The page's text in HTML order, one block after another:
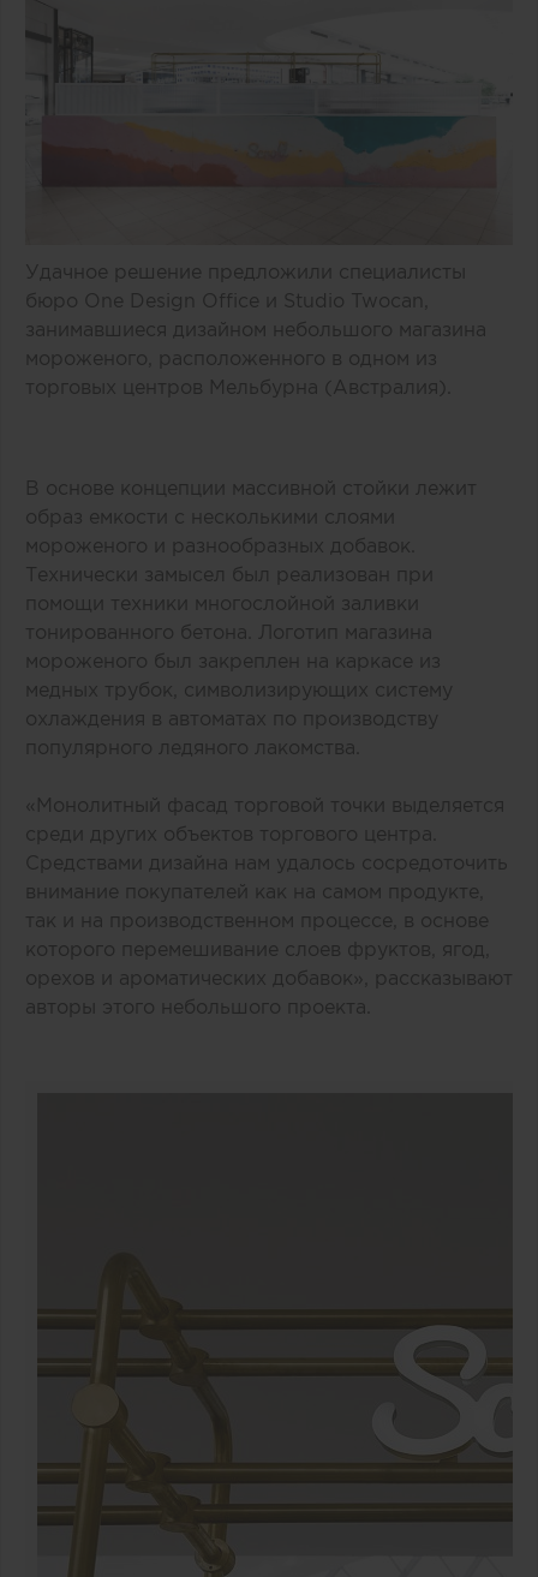
Удачное решение предложили специалисты
бюро One Design Office и Studio Twocan,
занимавшиеся дизайном небольшого магазина
мороженого, расположенного в одном из
торговых центров Мельбурна (Австралия).
В основе концепции массивной стойки лежит
образ емкости с несколькими слоями
мороженого и разнообразных добавок.
Технически замысел был реализован при
помощи техники многослойной заливки
тонированного бетона. Логотип магазина
мороженого был закреплен на каркасе из
медных трубок, символизирующих систему
охлаждения в автоматах по производству
популярного ледяного лакомства.
«Монолитный фасад торговой точки выделяется
среди других объектов торгового центра.
Средствами дизайна нам удалось сосредоточить
внимание покупателей как на самом продукте,
так и на производственном процессе, в основе
которого перемешивание слоев фруктов, ягод,
орехов и ароматических добавок», рассказывают
авторы этого небольшого проекта.